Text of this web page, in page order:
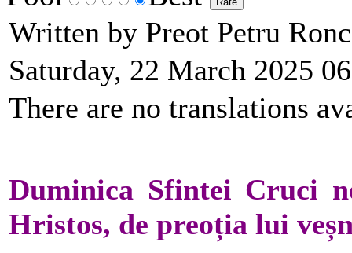
Written by Preot Petru
Saturday, 22 March 2025
There are no translations
Duminica Sfintei Cruci
Hristos, de preoția lui